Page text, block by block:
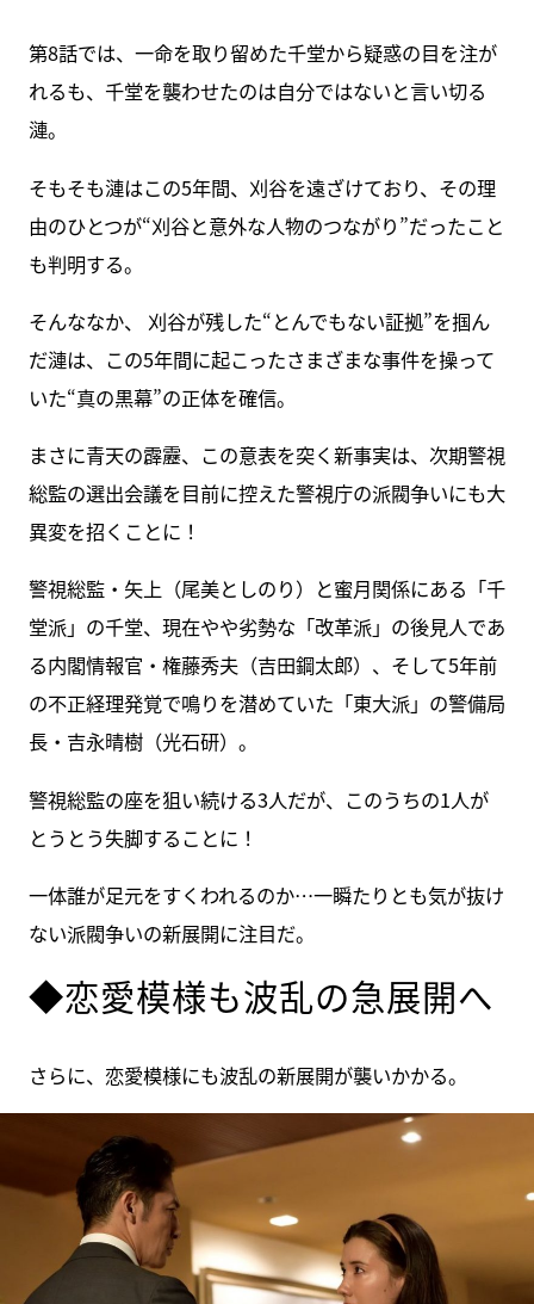
第8話では、一命を取り留めた千堂から疑惑の目を注が
れるも、千堂を襲わせたのは自分ではないと言い切る
漣。
そもそも漣はこの5年間、刈谷を遠ざけており、その理
由のひとつが“刈谷と意外な人物のつながり”だったこと
も判明する。
そんななか、 刈谷が残した“とんでもない証拠”を掴ん
だ漣は、この5年間に起こったさまざまな事件を操って
いた“真の黒幕”の正体を確信。
まさに青天の霹靂、この意表を突く新事実は、次期警視
総監の選出会議を目前に控えた警視庁の派閥争いにも大
異変を招くことに！
警視総監・矢上（尾美としのり）と蜜月関係にある「千
堂派」の千堂、現在やや劣勢な「改革派」の後見人であ
る内閣情報官・権藤秀夫（吉田鋼太郎）、そして5年前
の不正経理発覚で鳴りを潜めていた「東大派」の警備局
長・吉永晴樹（光石研）。
警視総監の座を狙い続ける3人だが、このうちの1人が
とうとう失脚することに！
一体誰が足元をすくわれるのか…一瞬たりとも気が抜け
ない派閥争いの新展開に注目だ。
◆恋愛模様も波乱の急展開へ
さらに、恋愛模様にも波乱の新展開が襲いかかる。